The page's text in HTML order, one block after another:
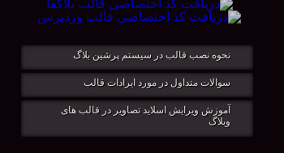
نحوه نصب قالب در سيستم پرشين بلاگ
سوالات متداول در مورد ایرادات قالب
آموزش ویرایش اسلاید تصاویر در قالب های
وبلاگ